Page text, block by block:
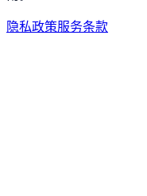
隐私政策服务条款